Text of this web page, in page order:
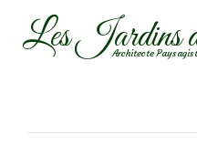
AllerLes Jardins
Architecte